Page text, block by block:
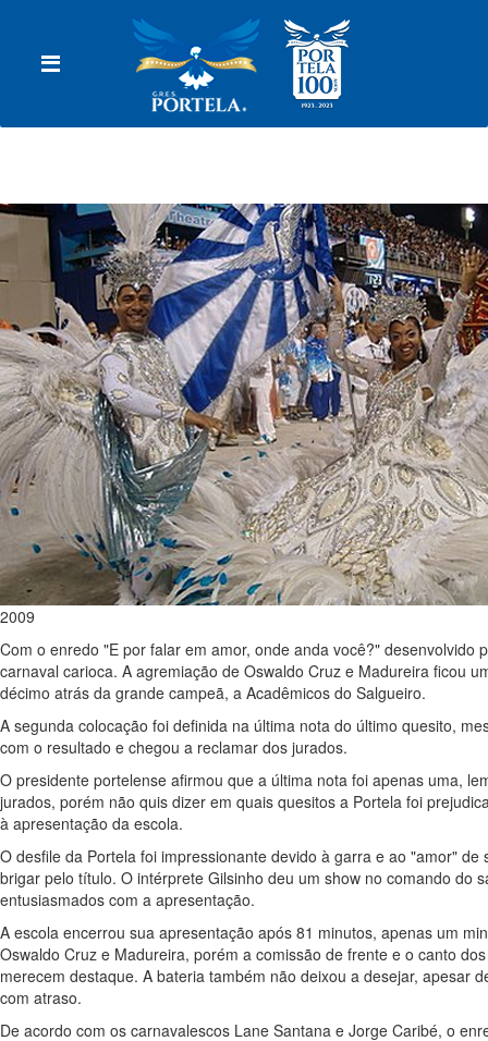
2009
Com o enredo "E por falar em amor, onde anda você?"
carnaval carioca. A agremiação de Oswaldo Cruz e Madureira ficou
décimo atrás da grande campeã, a Acadêmicos do Salgueiro.
A segunda colocação foi definida na última nota do último quesito,
com o resultado e chegou a reclamar dos jurados.
O presidente portelense afirmou que a última nota foi apenas uma,
jurados, porém não quis dizer em quais quesitos a Portela foi
à apresentação da escola.
O desfile da Portela foi impressionante devido à garra e ao "amor"
brigar pelo título. O intérprete Gilsinho deu um show no comando do
entusiasmados com a apresentação.
A escola encerrou sua apresentação após 81 minutos, apenas um
Oswaldo Cruz e Madureira, porém a comissão de frente e o canto
merecem destaque. A bateria também não deixou a desejar, apesar
com atraso.
De acordo com os carnavalescos Lane Santana e Jorge Caribé, o